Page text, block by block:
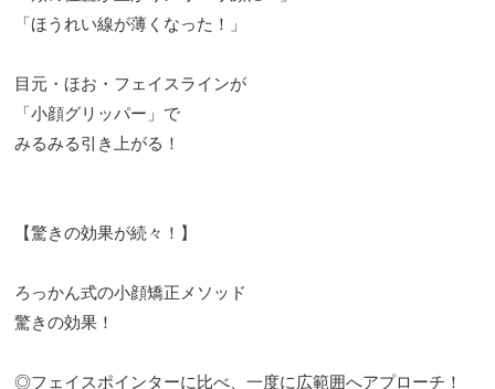
「ほうれい線が薄くなった！」
目元・ほお・フェイスラインが
「小顔グリッパー」で
みるみる引き上がる！
【驚きの効果が続々！】
ろっかん式の小顔矯正メソッド
驚きの効果！
◎フェイスポインターに比べ、一度に広範囲へアプローチ！